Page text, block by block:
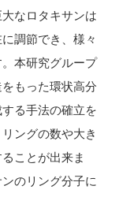
なロタキサンは
調節でき、様々
本研究グループ
もった環状高分
る手法の確立を
ングの数や大き
ことが出来ま
のリング分子に